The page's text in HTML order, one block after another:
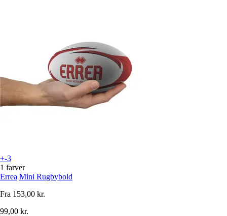
+-3
1 farver
Errea Mini Rugbybold
Fra 153,00 kr.
99,00 kr.